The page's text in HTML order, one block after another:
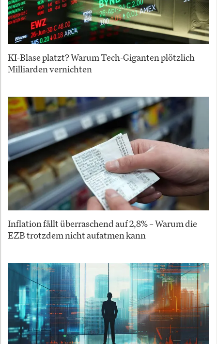
KI-Blase platzt? Warum Tech-Giganten plötzlich
Milliarden vernichten
Inflation fällt überraschend auf 2,8% – Warum die
EZB trotzdem nicht aufatmen kann